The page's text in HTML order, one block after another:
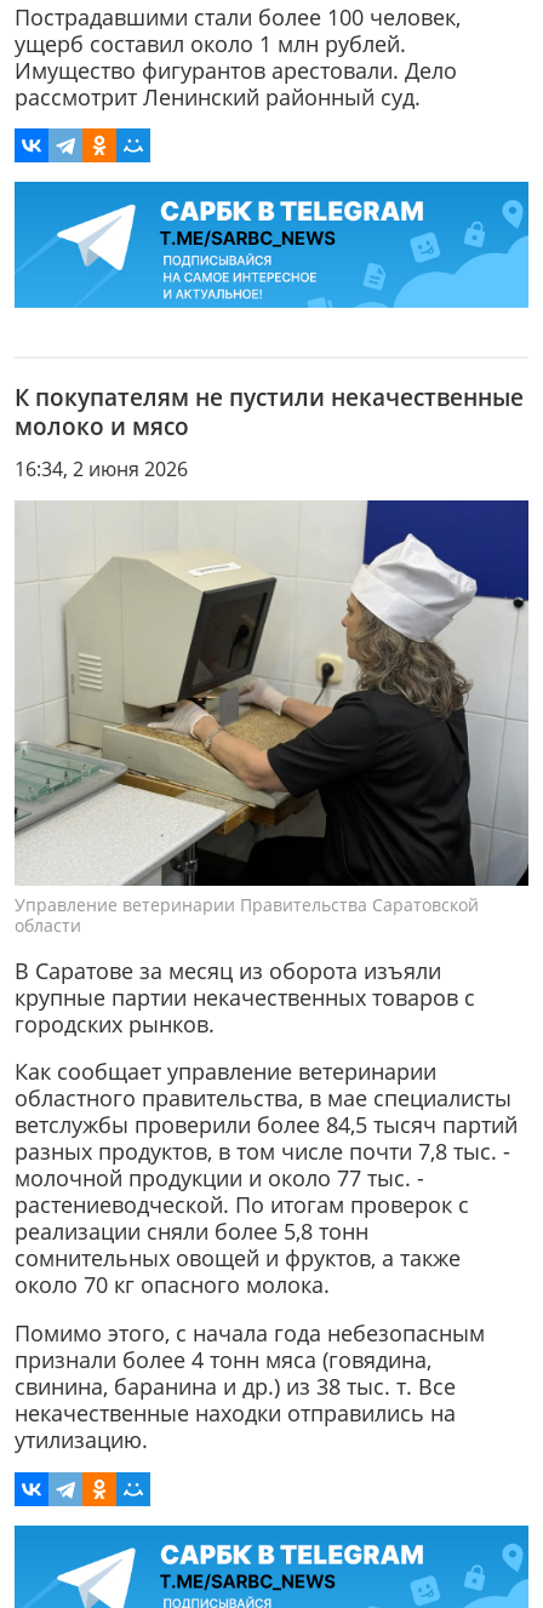
Пострадавшими стали более 100 человек,
ущерб составил около 1 млн рублей.
Имущество фигурантов арестовали. Дело
рассмотрит Ленинский районный суд.
К покупателям не пустили некачественные
молоко и мясо
16:34, 2 июня 2026
Управление ветеринарии Правительства Саратовской
области
В Саратове за месяц из оборота изъяли
крупные партии некачественных товаров с
городских рынков.
Как сообщает управление ветеринарии
областного правительства, в мае специалисты
ветслужбы проверили более 84,5 тысяч партий
разных продуктов, в том числе почти 7,8 тыс. -
молочной продукции и около 77 тыс. -
растениеводческой. По итогам проверок с
реализации сняли более 5,8 тонн
сомнительных овощей и фруктов, а также
около 70 кг опасного молока.
Помимо этого, с начала года небезопасным
признали более 4 тонн мяса (говядина,
свинина, баранина и др.) из 38 тыс. т. Все
некачественные находки отправились на
утилизацию.